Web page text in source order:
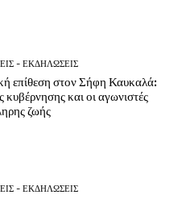
- ΕΚΔΗΛΩΣΕΙΣ
επίθεση στον Σήφη Καυκαλά:
κυβέρνησης και οι αγωνιστές
ζωής
- ΕΚΔΗΛΩΣΕΙΣ